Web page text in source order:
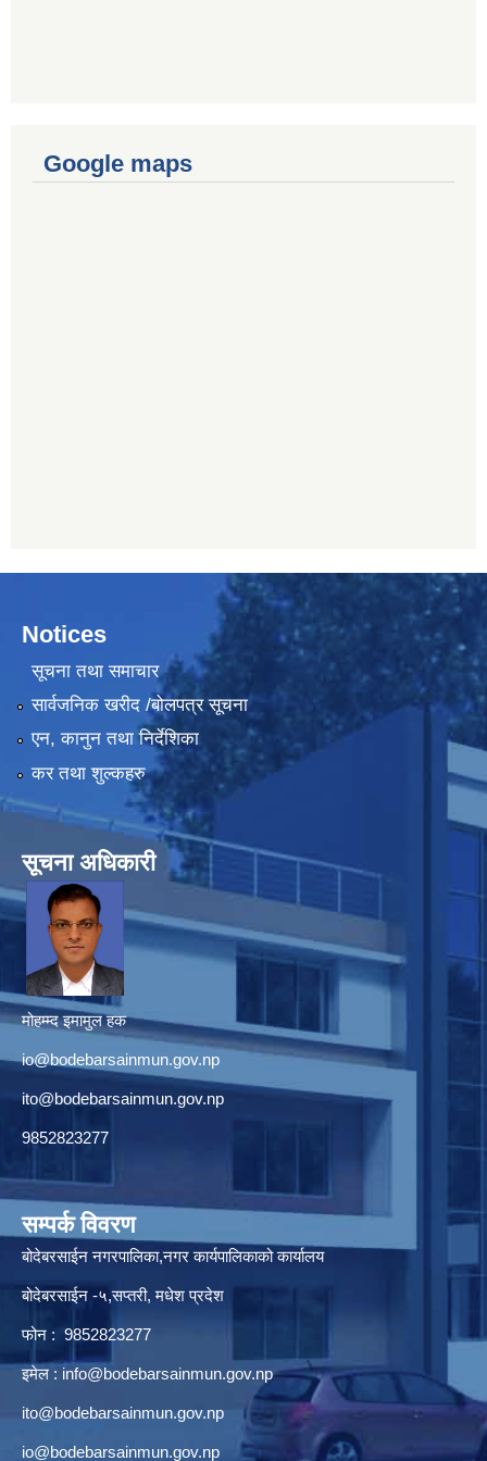
Google maps
Notices
सूचना तथा समाचार
सार्वजनिक खरीद /बोलपत्र सूचना
एन, कानुन तथा निर्देशिका
कर तथा शुल्कहरु
सूचना अधिकारी
मोहम्म्द इमामुल हक
io@bodebarsainmun.gov.np
ito@bodebarsainmun.gov.np
9852823277
सम्पर्क विवरण
बोदेबरसाईन नगरपालिका,नगर कार्यपालिकाको कार्यालय
बोदेबरसाईन -५,सप्तरी, मधेश प्रदेश
फोन : 9852823277
इमेल : info@bodebarsainmun.gov.np
ito@bodebarsainmun.gov.np
io@bodebarsainmun.gov.np